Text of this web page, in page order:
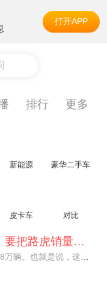
打开APP
排行 更多
新能源 豪华二手车
皮卡车 对比
神行者目标年销30万辆，要把路虎销量翻倍